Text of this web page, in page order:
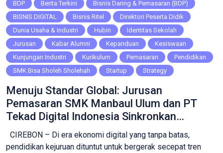
BDP Berita Terkini
Bisnis Daring & Pemasaran (BDP)
BISNIS DIGITAL
Bisnis Ritel
Direktori Peserta Didik
Dunia Usaha & Industri
Hubin
Identitas Sekolah
Jurusan
Kabar Alumni Kepanduan
Kesiswaan
Kunjungan Industri
Kurikulum Pemasaran
Pendidikan
SMK Bisa Sholeh Sholehah
Startup Strategy
Menuju Standar Global: Jurusan
Pemasaran SMK Manbaul Ulum dan PT
Tekad Digital Indonesia Sinkronkan
Kurikulum Bisnis Digital
CIREBON – Di era ekonomi digital yang tanpa batas,
pendidikan kejuruan dituntut untuk bergerak secepat tren